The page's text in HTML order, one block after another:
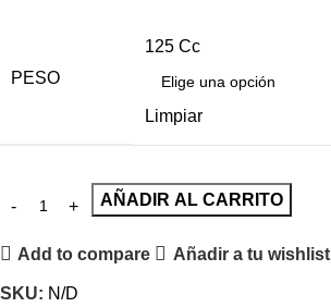
PESO
125 Cc
Limpiar
AÑADIR AL CARRITO
Add to compare Añadir a tu wishlist
SKU: N/D